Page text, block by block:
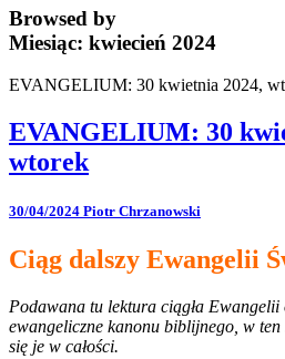
Browsed by
Miesiąc: kwiecień 2024
EVANGELIUM: 30 kwietnia 2024,
EVANGELIUM: 30
wtorek
30/04/2024 Piotr Chrzanowski
Ciąg dalszy Ewangelii
Podawana tu lektura ciągła Ewangelii
ewangeliczne kanonu biblijnego, w
się je w całości.